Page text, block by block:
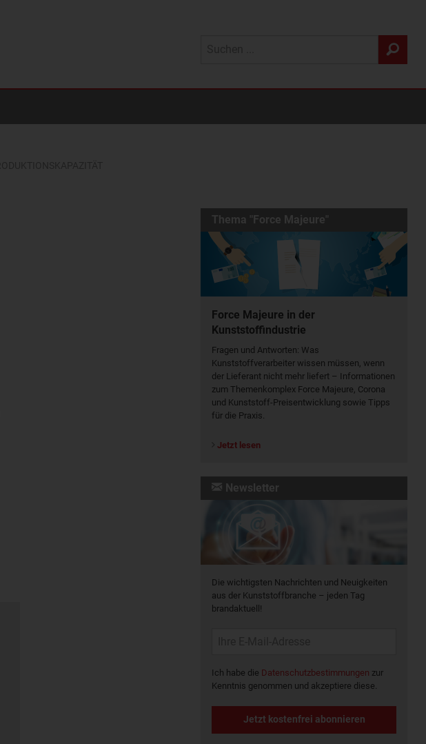
Thema "Force Majeure"
Force Majeure in der
Kunststoffindustrie
Fragen und Antworten: Was
Kunst­stoff­verarbeiter wissen müssen, wenn
der Lieferant nicht mehr liefert – Informationen
zum Themenkomplex Force Majeure, Corona
und Kunststoff-Preisentwicklung sowie Tipps
für die Praxis.
Jetzt lesen
Newsletter
Die wichtigsten Nachrichten und Neuigkeiten
aus der Kunststoffbranche – jeden Tag
brandaktuell!
Ich habe die Datenschutzbestimmungen zur
Kenntnis genommen und akzeptiere diese.
Jetzt kostenfrei abonnieren